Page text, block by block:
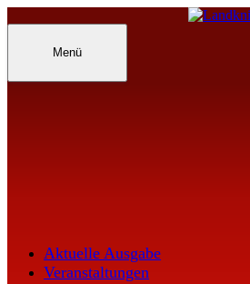
überspringen
Menü
Aktuelle Ausgabe
Veranstaltungen